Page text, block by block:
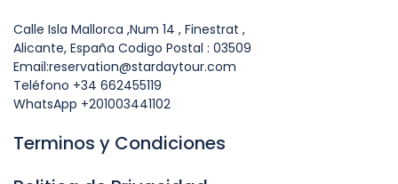
Calle Isla Mallorca ,Num 14 , Finestrat ,
Alicante, España Codigo Postal : 03509
Email:reservation@stardaytour.com
Teléfono +34 662455119
WhatsApp +201003441102
Terminos y Condiciones